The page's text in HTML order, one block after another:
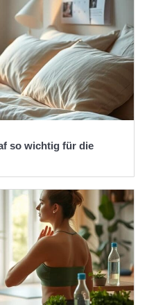
so wichtig für die